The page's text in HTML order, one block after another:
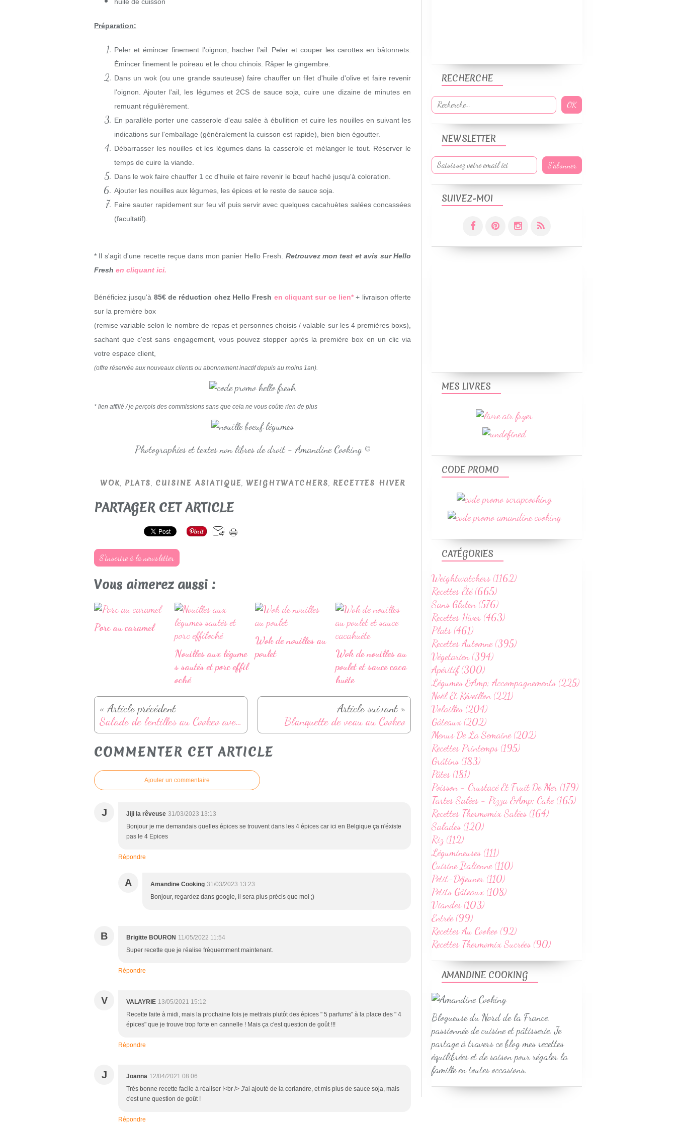
huile de cuisson
Préparation:
Peler et émincer finement l'oignon, hacher l'ail. Peler et couper les carottes en bâtonnets.
Émincer finement le poireau et le chou chinois. Râper le gingembre.
Dans un wok (ou une grande sauteuse) faire chauffer un filet d'huile d'olive et faire revenir
l'oignon. Ajouter l'ail, les légumes et 2CS de sauce soja, cuire une dizaine de minutes en
remuant régulièrement.
En parallèle porter une casserole d'eau salée à ébullition et cuire les nouilles en suivant les
indications sur l'emballage (généralement la cuisson est rapide), bien bien égoutter.
Débarrasser les nouilles et les légumes dans la casserole et mélanger le tout. Réserver le
temps de cuire la viande.
Dans le wok faire chauffer 1 cc d'huile et faire revenir le bœuf haché jusqu'à coloration.
Ajouter les nouilles aux légumes, les épices et le reste de sauce soja.
Faire sauter rapidement sur feu vif puis servir avec quelques cacahuètes salées concassées
(facultatif).
* Il s'agit d'une recette reçue dans mon panier Hello Fresh. Retrouvez mon test et avis sur Hello
Fresh en cliquant ici.
Bénéficiez jusqu'à 85€ de réduction chez Hello Fresh en cliquant sur ce lien* + livraison offerte
sur la première box
(remise variable selon le nombre de repas et personnes choisis / valable sur les 4 premières boxs),
sachant que c'est sans engagement, vous pouvez stopper après la première box en un clic via
votre espace client,
(offre réservée aux nouveaux clients ou abonnement inactif depuis au moins 1an).
* lien affilié / je perçois des commissions sans que cela ne vous coûte rien de plus
Photographies et textes non libres de droit - Amandine Cooking ©
WOK, PLATS, CUISINE ASIATIQUE, WEIGHTWATCHERS, RECETTES HIVER
PARTAGER CET ARTICLE
S'inscrire à la newsletter
Vous aimerez aussi :
Porc au caramel
Nouilles aux légume
s sautés et porc effil
oché
Wok de nouilles au
poulet
Wok de nouilles au
poulet et sauce caca
huète
« Article précédent
Salade de lentilles au Cookeo avec bacon et œuf mollet
Article suivant »
Blanquette de veau au Cookeo
COMMENTER CET ARTICLE
Ajouter un commentaire
J Jiji la rêveuse 31/03/2023 13:13
Bonjour je me demandais quelles épices se trouvent dans les 4 épices car ici en Belgique ça n'éxiste
pas le 4 Epices
Répondre
A Amandine Cooking 31/03/2023 13:23
Bonjour, regardez dans google, il sera plus précis que moi ;)
B Brigitte BOURON 11/05/2022 11:54
Super recette que je réalise fréquemment maintenant.
Répondre
V VALAYRIE 13/05/2021 15:12
Recette faite à midi, mais la prochaine fois je mettrais plutôt des épices " 5 parfums" à la place des " 4
épices" que je trouve trop forte en cannelle ! Mais ça c'est question de goût !!!
Répondre
J Joanna 12/04/2021 08:06
Très bonne recette facile à réaliser !<br /> J'ai ajouté de la coriandre, et mis plus de sauce soja, mais
c'est une question de goût !
Répondre
NEWSLETTER
SUIVEZ-MOI
RECHERCHE
AMANDINE COOKING
Blogueuse du Nord de la France,
passionnée de cuisine et pâtisserie. Je
partage à travers ce blog mes recettes
équilibrées et de saison pour régaler la
famille en toutes occasions.
CATÉGORIES
Weightwatchers (1162)
Recettes Été (665)
Sans Gluten (576)
Recettes Hiver (463)
Plats (461)
Recettes Automne (395)
Végetarien (394)
Apéritif (300)
Légumes &Amp; Accompagnements (225)
Noël Et Réveillon (221)
Volailles (204)
Gâteaux (202)
Menus De La Semaine (202)
Recettes Printemps (195)
Grâtins (183)
Pâtes (181)
Poisson - Crustacé Et Fruit De Mer (179)
Tartes Salées - Pizza &Amp; Cake (165)
Recettes Thermomix Salées (164)
Salades (120)
Riz (112)
Légumineuses (111)
Cuisine Italienne (110)
Petit-Déjeuner (110)
Petits Gâteaux (108)
Viandes (103)
Entrée (99)
Recettes Au Cookeo (92)
Recettes Thermomix Sucrées (90)
MES LIVRES
CODE PROMO